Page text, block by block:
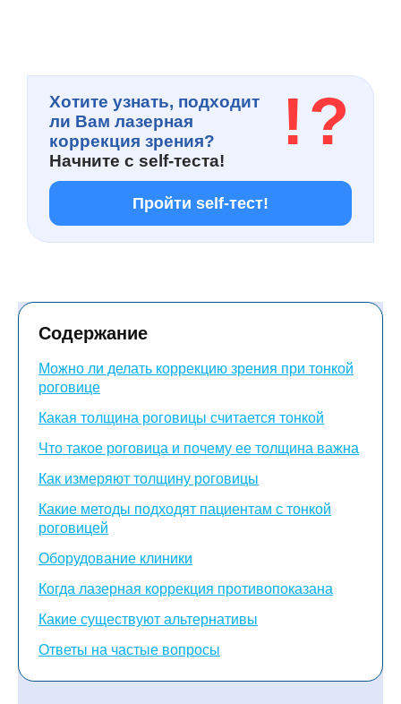
Хотите узнать, подходит
ли Вам лазерная
коррекция зрения?
Начните с self-теста!
!?
Пройти self-тест!
Содержание
Можно ли делать коррекцию зрения при тонкой
роговице
Какая толщина роговицы считается тонкой
Что такое роговица и почему ее толщина важна
Как измеряют толщину роговицы
Какие методы подходят пациентам с тонкой
роговицей
Оборудование клиники
Когда лазерная коррекция противопоказана
Какие существуют альтернативы
Ответы на частые вопросы